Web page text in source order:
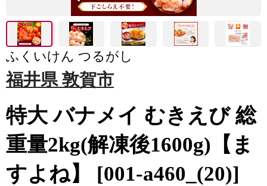
ふくいけん つるがし
福井県 敦賀市
特大 バナメイ むきえび 総
重量2kg(解凍後1600g)【ま
すよね】 [001-a460_(20)]